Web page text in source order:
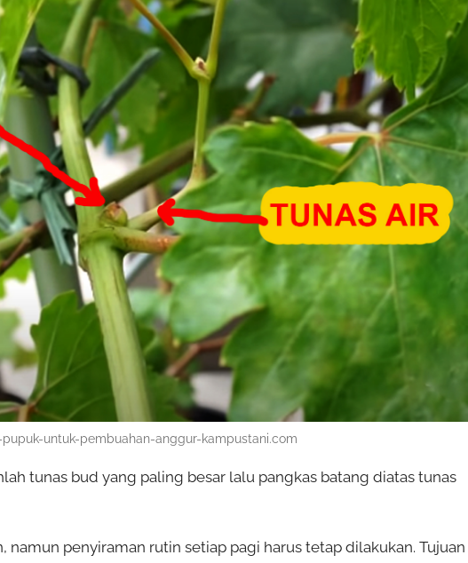
untuk-pembuahan-anggur-kampustani.com
tunas bud yang paling besar lalu pangkas batang diatas tunas
penyiraman rutin setiap pagi harus tetap dilakukan. Tujuan